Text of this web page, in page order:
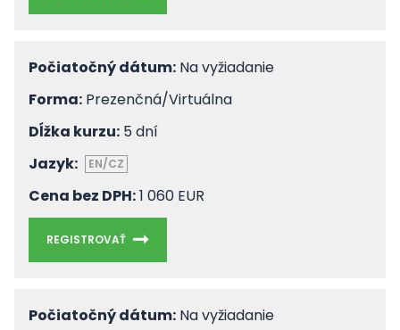
Počiatočný dátum: Na vyžiadanie
Forma: Prezenčná/Virtuálna
Dĺžka kurzu: 5 dní
Jazyk:
EN/CZ
Cena bez DPH:1 060 EUR
REGISTROVAŤ
Počiatočný dátum: Na vyžiadanie